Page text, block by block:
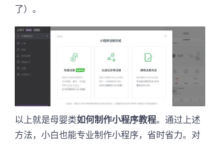
了）。
以上就是母婴类如何制作小程序教程。通过上述
方法，小白也能专业制作小程序，省时省力。对